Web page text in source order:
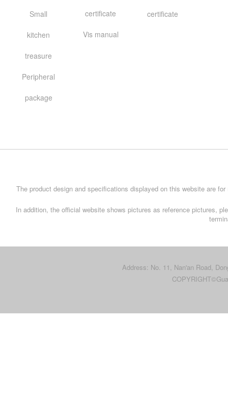
Small
kitchen
treasure
Peripheral
package
certificate
Vis manual
certificate
The product design and specifications displayed on this website are
In addition, the official website shows pictures as reference pictures,
Address: No. 11, Nan'an Road,